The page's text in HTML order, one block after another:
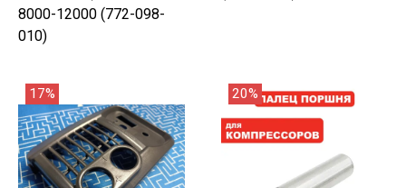
8000-12000 (772-098-
010)
17% 20%